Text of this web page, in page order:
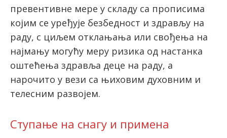
превентивне мере у складу са прописима
којим се уређује безбедност и здрављу на
раду, с циљем отклањања или свођења на
најмању могућу меру ризика од настанка
оштећења здравља деце на раду, а
нарочито у вези са њиховим духовним и
телесним развојем.
Ступање на снагу и примена